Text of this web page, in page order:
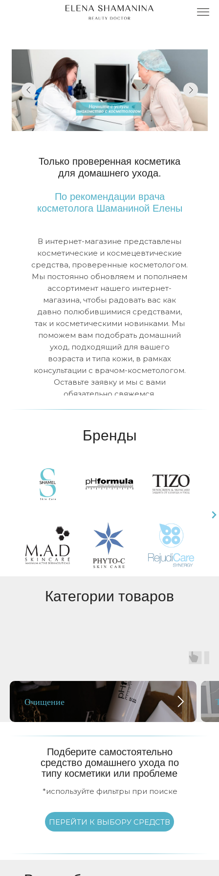
Только проверенная косметика
для домашнего ухода.
По рекомендации врача
косметолога Шаманиной Елены
В интернет-магазине представлены
косметические и космецевтические
средства, проверенные косметологом.
Мы постоянно обновляем и пополняем
ассортимент нашего интернет-
магазина, чтобы радовать вас как
давно полюбившимися средствами,
так и косметическими новинками. Мы
поможем вам подобрать домашний
уход, подходящий для вашего
возраста и типа кожи, в рамках
консультации с врачом-косметологом.
Оставьте заявку и мы с вами
обязательно свяжемся.
Бренды
Категории товаров
Очищение
*используйте фильтры при поиске
Подберите самостоятельно
средство домашнего ухода по
типу косметики или проблеме
ПЕРЕЙТИ К ВЫБОРУ СРЕДСТВ